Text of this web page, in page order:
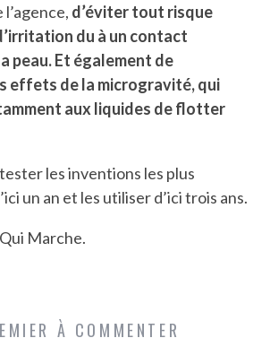
l’agence, d’éviter tout risque
du à un contact
peau. Et également de
effets de la microgravité, qui
aux liquides de flotter
les inventions les plus
un an et les utiliser d’ici trois ans.
Marche.
À COMMENTER